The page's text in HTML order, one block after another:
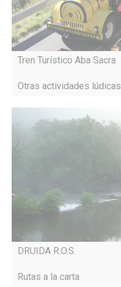
Tren Turístico Aba Sacra
Otras actividades lúdicas
DRUIDA R.O.S.
Rutas a la carta